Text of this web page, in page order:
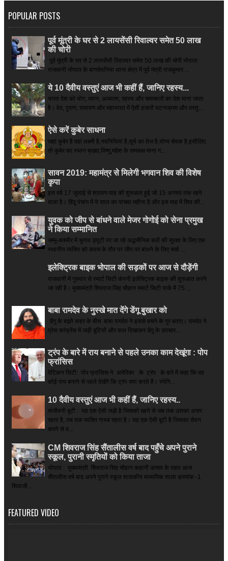
POPULAR POSTS
पूर्व मूंत्री के घर से 2 लायसेंसी रिवाल्वर समेत 50 लाख
की चोरी
पूर्व मूंत्री के घर से 2 लायसेंसी रिवाल्वर समेत 50 लाख की चोरी भोपाल:
राजधानी भोपाल के बागसेवनिया थाना क्षेत्र में पूर्व मंत्री राजकुमार ...
ये 10 दैवीय वस्तुएं आज भी कहीं हैं, जानिए रहस्य...
भारत देश को योग, ध्यान, अध्यात्म, रहस्य और चमत्कारों का देश माना जाता
है। वेद, पुराण, रामायण और महाभारत में ऐसी हजारों घटनाक्रम और वस्तु...
ऐसे करें कुबेर साधना
जहां कुबेर है­ वहां लक्ष्मी है,नवनिधियां हैं,सूर्य का तेज है,योग्य सेवक है,इसीलिए
तो कुबेर का स्थान ब्रह्मा,विष्णु,महेश के समकक्ष माना ग...
सावन 2019: महामंत्र से मिलेगी भगवान शिव की विशेष
कृपा
इस वर्ष 17 जुलाई से श्रावण माह की शुरुआत हुई जो 15 अगस्त तक रहने
वाला है। हिंदू पंचांग में ये साल का पांचवा महीना है और इस माह में शिव की...
युवक को जीप से बांधने वाले मेजर गोगोई को सेना प्रमुख
ने किया सम्‍मानित
जम्मू-कश्मीर में चुनाव ड्यूटी पर जा रहे अद्धसैनिक बलों की सुरक्षा के लिए एक
स्थानीय व्यक्ति को कवच के तौर पर जीप पर बांधने के लिए चर्चा ...
इलेक्ट्रिक बाइक भोपाल की सड़कों पर आज से दौड़ेंगी
राजधानी में गुरुवार से स्मार्ट सिटी कंपनी इलेक्ट्रिक बाइक की शुरुआत करने
जा रही है। मुख्यमंत्री शिवराज सिंह चौहान स्मार्ट सिटी पार्क में 75 ...
बाबा रामदेव के नुस्खे मात देंगे डेंगू बुखार को
डेंगू के बढ़ते कहर के बीच बाबा रामदेव ने इससे बचने के गुर बताए। रामदेव ने
प्रेस कांफ्रेंस में जड़ी बूटियों और फल दिखाकर डेंगू के उपचार...
ट्रंप के बारे में राय बनाने से पहले उनका काम देखूंगा : पोप
फ्रांसिस
वेटिकन सिटी: पोप फ्रांसिस ने अमेरिका के ट्रंप के बारे में कहा कि वह
कोई राय बनाने से पहले देखेंगे कि ट्रंप क्या करते हैं। स्पेनि...
10 दैवीय वस्तुएं आज भी कहीं हैं, जानिए रहस्य..
संजीवनी बूटी : यह एक ऐसी जड़ी है जिसको खाने से जब तक उसका असर
रहता है, तब तक व्यक्ति गायब रहता है। यह एक ऐसी बूटी है जिसका सेवन
करने से व...
CM शिवराज सिंह सैंतालीस वर्ष बाद पहुँचे अपने पुराने
स्कूल, पुरानी स्मृतियों को किया ताजा
भोपाल : मुख्यमंत्री शिवराज सिंह चौहान कहानी उत्सव के तहत आज
सैंतालीस वर्ष बाद अपने पुराने स्कूल शासकीय माध्यमिक शाला क्रमांक -1
शिवाजी...
FEATURED VIDEO